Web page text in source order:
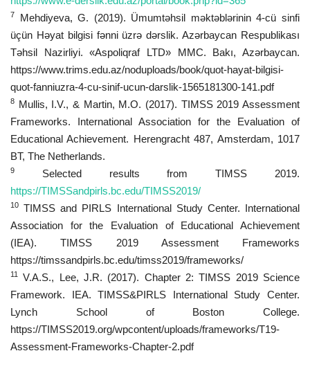
7
Mehdiyeva, G. (2019). Ümumtəhsil məktəblərinin 4-cü sinfi
üçün Həyat bilgisi fənni üzrə dərslik. Azərbaycan Respublikası
Təhsil Nazirliyi. «Aspoliqraf LTD» MMC. Bakı, Azərbaycan.
https://www.trims.edu.az/noduploads/book/quot-hayat-bilgisi-
quot-fanniuzra-4-cu-sinif-ucun-darslik-1565181300-141.pdf
8 Mullis, I.V., & Martin, M.O. (2017). TIMSS 2019 Assessment
Frameworks. International Association for the Evaluation of
Educational Achievement. Herengracht 487, Amsterdam, 1017
BT, The Netherlands.
9
Selected results from TIMSS 2019.
https://TIMSSandpirls.bc.edu/TIMSS2019/
10 TIMSS and PIRLS International Study Center. International
Association for the Evaluation of Educational Achievement
(IEA). TIMSS 2019 Assessment Frameworks
https://timssandpirls.bc.edu/timss2019/frameworks/
11
V.A.S., Lee, J.R. (2017). Chapter 2: TIMSS 2019 Science
Framework. IEA. TIMSS&PIRLS International Study Center.
Lynch School of Boston College.
https://TIMSS2019.org/wpcontent/uploads/frameworks/T19-
Assessment-Frameworks-Chapter-2.pdf